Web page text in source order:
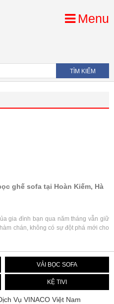
Menu
ghế sofa tại Hoàn Kiếm, Hà
gia đình bạn qua năm tháng vẫn giữ
chán, không có sự đột phá mới cho
VẢI BỌC SOFA
KỆ TIVI
Vụ VINACO Việt Nam